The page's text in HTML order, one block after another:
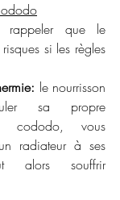
que le
si les règles
le nourrisson
sa propre
cododo, vous
radiateur à ses
alors souffrir